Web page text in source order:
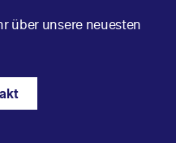
über unsere neuesten